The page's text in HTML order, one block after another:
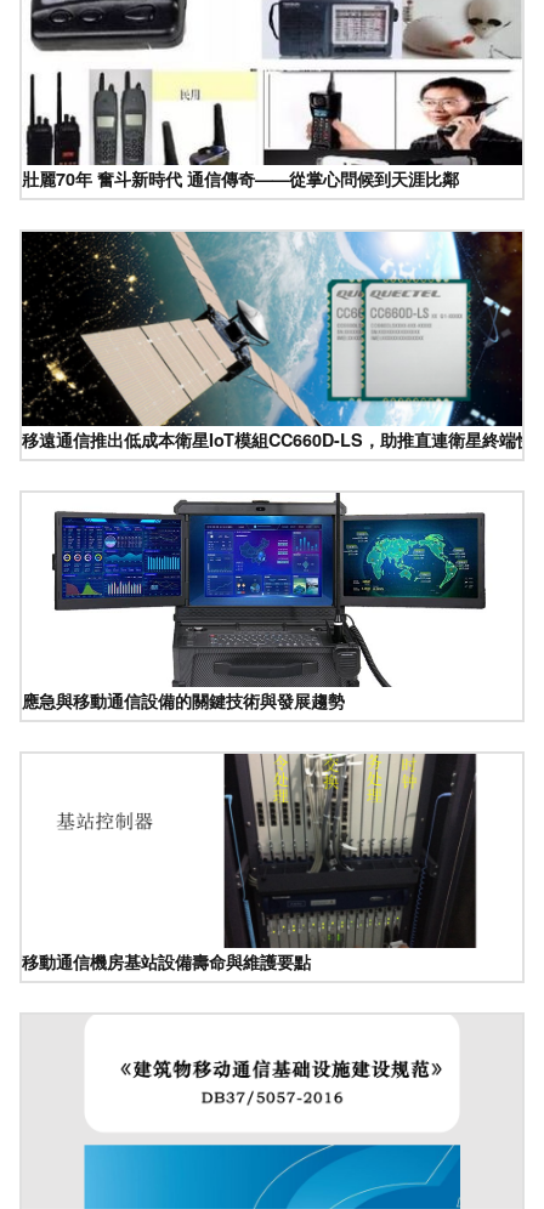
壯麗70年 奮斗新時代 通信傳奇——從掌心問候到天涯比鄰
移遠通信推出低成本衛星IoT模組CC660D-LS，助推直連衛星終端快
應急與移動通信設備的關鍵技術與發展趨勢
移動通信機房基站設備壽命與維護要點